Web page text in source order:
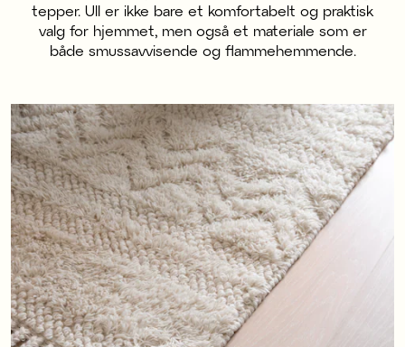
tepper. Ull er ikke bare et komfortabelt og praktisk
valg for hjemmet, men også et materiale som er
både smussavvisende og flammehemmende.